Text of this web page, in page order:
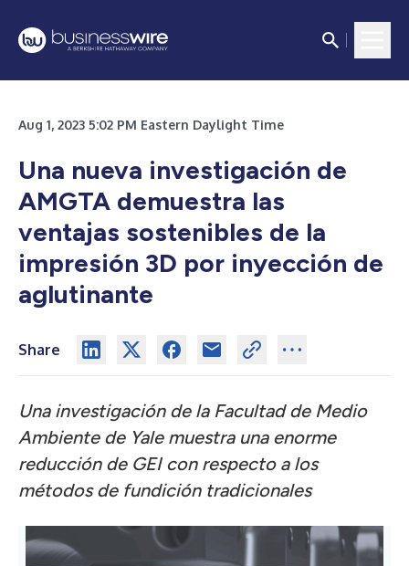
Aug 1, 2023 5:02 PM Eastern Daylight Time
Una nueva investigación de
AMGTA demuestra las
ventajas sostenibles de la
impresión 3D por inyección de
aglutinante
Share
Una investigación de la Facultad de Medio
Ambiente de Yale muestra una enorme
reducción de GEI con respecto a los
métodos de fundición tradicionales